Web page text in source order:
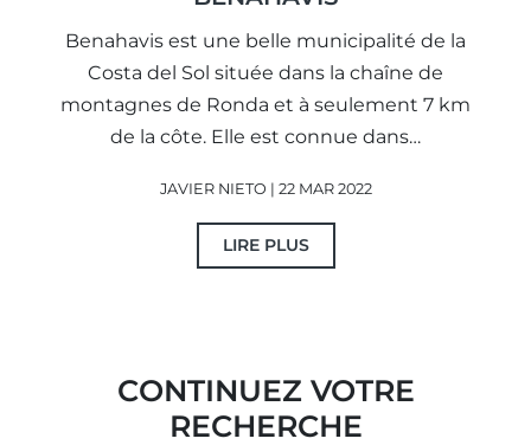
Benahavis est une belle municipalité de la
Costa del Sol située dans la chaîne de
montagnes de Ronda et à seulement 7 km
de la côte. Elle est connue dans…
JAVIER NIETO | 22 MAR 2022
LIRE PLUS
CONTINUEZ VOTRE
RECHERCHE